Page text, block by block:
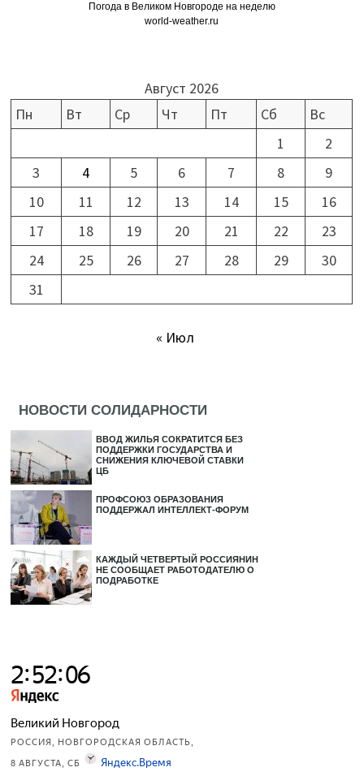
Погода в Великом Новгороде на неделю
world-weather.ru
Август 2026
Пн
Вт Ср Чт Пт Сб
Вс
1
2
3
4 5 6 7 8
9
10
11 12 13 14 15
16
17
18 19 20 21 22
23
24
25 26 27 28 29
30
31
« Июл
НОВОСТИ СОЛИДАРНОСТИ
ВВОД ЖИЛЬЯ СОКРАТИТСЯ БЕЗ
ПОДДЕРЖКИ ГОСУДАРСТВА И
СНИЖЕНИЯ КЛЮЧЕВОЙ СТАВКИ
ЦБ
ПРОФСОЮЗ ОБРАЗОВАНИЯ
ПОДДЕРЖАЛ ИНТЕЛЛЕКТ-ФОРУМ
КАЖДЫЙ ЧЕТВЕРТЫЙ РОССИЯНИН
НЕ СООБЩАЕТ РАБОТОДАТЕЛЮ О
ПОДРАБОТКЕ